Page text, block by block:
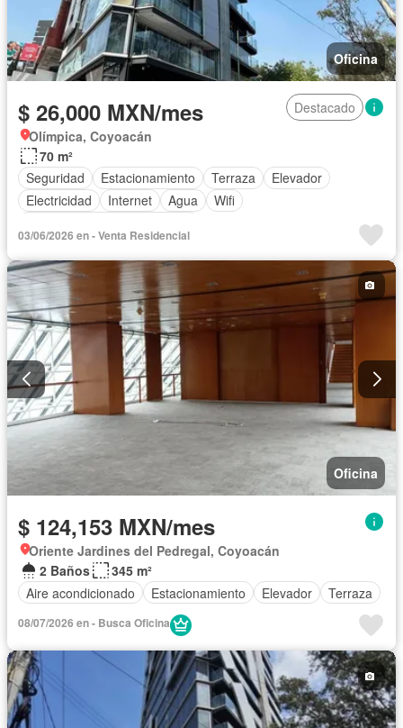
Oficina
$ 26,000 MXN/mes
Destacado
Olímpica, Coyoacán
70 m²
Seguridad
Estacionamiento Terraza
Elevador
Electricidad
Internet Agua
Wifi
03/06/2026 en - Venta Residencial
Oficina
$ 124,153 MXN/mes
Oriente Jardines del Pedregal, Coyoacán
2 Baños
345 m²
Aire acondicionado
Estacionamiento Elevador Terraza
08/07/2026 en - Busca Oficina